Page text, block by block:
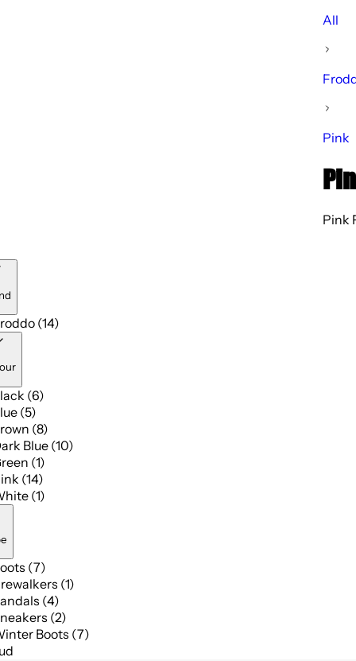
All
Pink
Pink
(14)
(6)
(5)
(8)
Blue (10)
(1)
(14)
(1)
(7)
(1)
(4)
(2)
Boots (7)